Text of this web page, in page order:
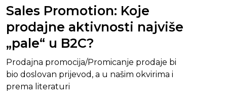
Sales Promotion: Koje
prodajne aktivnosti najviše
„pale“ u B2C?
Prodajna promocija/Promicanje prodaje bi
bio doslovan prijevod, a u našim okvirima i
prema literaturi